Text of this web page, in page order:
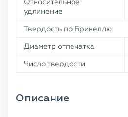
Относительное
удлинение
Твердость по Бринеллю
Диаметр отпечатка
Число твердости
Описание